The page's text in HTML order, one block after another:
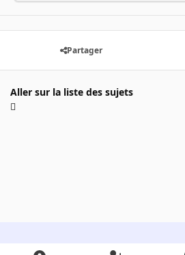
Partager
Aller sur la liste des sujets